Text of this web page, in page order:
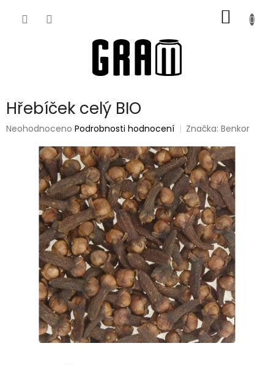
KOŠÍK
Hřebíček celý BIO
Průměrné
produktu
hvězdiček.
Neohodnoceno Podrobnosti hodnocení Značka:Benkor